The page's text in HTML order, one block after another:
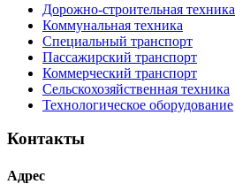
Дорожно-строительная техника
Коммунальная техника
Специальный транспорт
Пассажирский транспорт
Коммерческий транспорт
Сельскохозяйственная техника
Технологическое оборудование
Контакты
Адрес